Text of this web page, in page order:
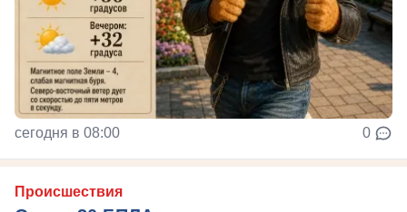
сегодня в 08:00 0
Происшествия